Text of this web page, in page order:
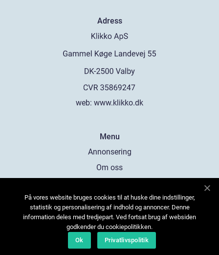
Adress
web: www.klikko.dk
Menu
Annonsering
Om oss
Kontakta oss
Sitemap
På vores website bruges cookies til at huske dine indstillinger,
statistik og personalisering af indhold og annoncer. Denne
information deles med tredjepart. Ved fortsat brug af websiden
godkender du cookiepolitikken.
Ok
Privatlivspolitik